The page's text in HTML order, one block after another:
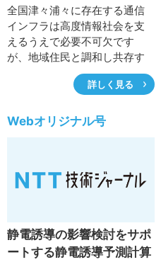
全国津々浦々に存在する通信
インフラは高度情報社会を支
えるうえで必要不可欠です
が、地域住民と調和し共存す
ることが必要です。NTT東日
本技術協力センタでは、車両
相互作用を調べ、設備が振動
論計算シミュレーション（有
ます。
詳しく見る
Webオリジナル号
静電誘導の影響検討をサポ
ートする静電誘導予測計算